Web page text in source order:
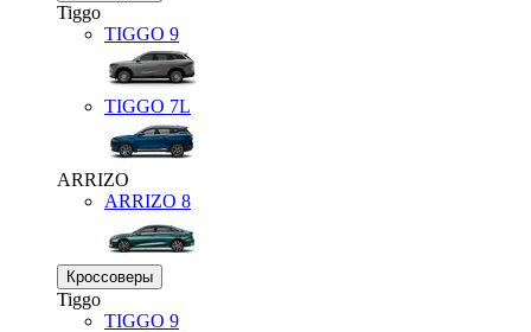
Tiggo
TIGGO 9
TIGGO 7L
ARRIZO
ARRIZO 8
Кроссоверы
Tiggo
TIGGO 9